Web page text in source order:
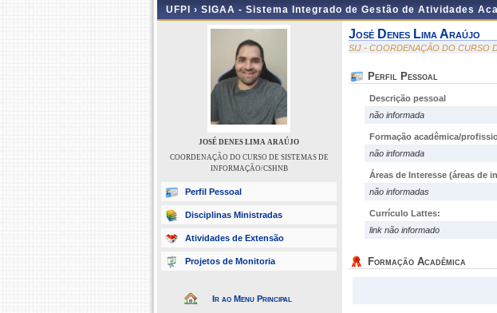
UFPI › SIGAA - Sistema Integrado de Gestão de Atividades
JOSÉ DENES LIMA ARAÚJO
COORDENAÇÃO DO CURSO DE SISTEMAS DE
INFORMAÇÃO/CSHNB
Perfil Pessoal
Disciplinas Ministradas
Atividades de Extensão
Projetos de Monitoria
Ir ao Menu Principal
José Denes Lima Araújo
SIJ - COORDENAÇÃO DO CURSO
Perfil Pessoal
Descrição pessoal
não informada
Formação acadêmica/
não informada
Áreas de Interesse (áreas de
não informadas
Currículo Lattes:
link não informado
Formação Acadêmica